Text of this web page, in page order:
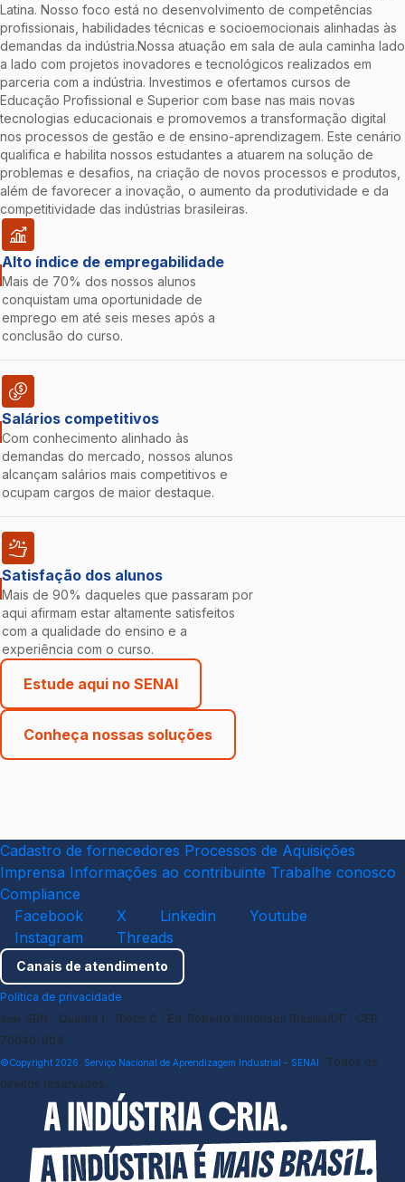
Latina. Nosso foco está no desenvolvimento de competências
profissionais, habilidades técnicas e socioemocionais alinhadas às
demandas da indústria.Nossa atuação em sala de aula caminha lado
a lado com projetos inovadores e tecnológicos realizados em
parceria com a indústria. Investimos e ofertamos cursos de
Educação Profissional e Superior com base nas mais novas
tecnologias educacionais e promovemos a transformação digital
nos processos de gestão e de ensino-aprendizagem. Este cenário
qualifica e habilita nossos estudantes a atuarem na solução de
problemas e desafios, na criação de novos processos e produtos,
além de favorecer a inovação, o aumento da produtividade e da
competitividade das indústrias brasileiras.
Alto índice de empregabilidade
Mais de 70% dos nossos alunos
conquistam uma oportunidade de
emprego em até seis meses após a
conclusão do curso.
Salários competitivos
Com conhecimento alinhado às
demandas do mercado, nossos alunos
alcançam salários mais competitivos e
ocupam cargos de maior destaque.
Satisfação dos alunos
Mais de 90% daqueles que passaram por
aqui afirmam estar altamente satisfeitos
com a qualidade do ensino e a
experiência com o curso.
Estude aqui no SENAI
Conheça nossas soluções
Cadastro de fornecedores Processos de Aquisições
Imprensa Informações ao contribuinte Trabalhe conosco
Compliance
Facebook
X Linkedin
Youtube
Instagram
Threads
Canais de atendimento
Política de privacidade
Sede SBN - Quadra 1 - Bloco C - Ed. Roberto Simonsen Brasília/DF - CEP
70040-903
©Copyright 2026. Serviço Nacional de Aprendizagem Industrial - SENAI.
Todos os
direitos reservados.